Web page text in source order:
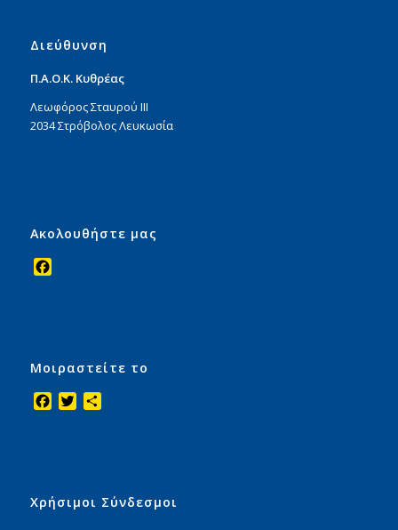
Διεύθυνση
Π.Α.Ο.Κ. Κυθρέας
Λεωφόρος Σταυρού ΙΙΙ
2034 Στρόβολος Λευκωσία
Ακολουθήστε μας
Μοιραστείτε το
Facebook
Twitter
Χρήσιμοι Σύνδεσμοι